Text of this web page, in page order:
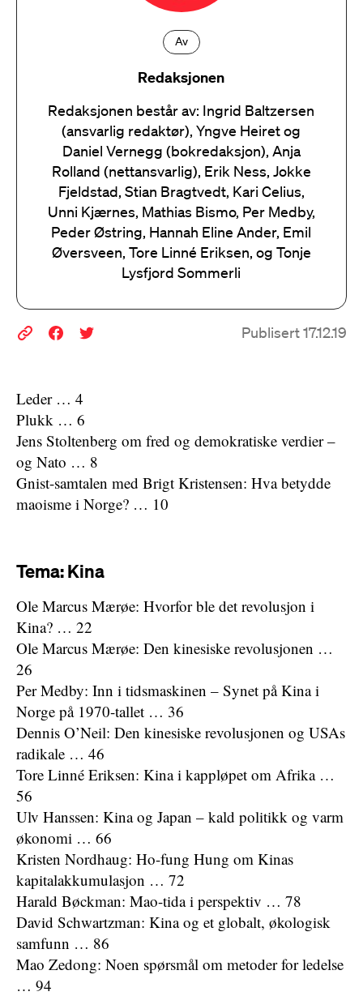
Av
Redaksjonen
Redaksjonen består av: Ingrid Baltzersen
(ansvarlig redaktør), Yngve Heiret og
Daniel Vernegg (bokredaksjon), Anja
Rolland (nettansvarlig), Erik Ness, Jokke
Fjeldstad, Stian Bragtvedt, Kari Celius,
Unni Kjærnes, Mathias Bismo, Per Medby,
Peder Østring, Hannah Eline Ander, Emil
Øversveen, Tore Linné Eriksen, og Tonje
Lysfjord Sommerli
Publisert 17.12.19
Leder … 4
Plukk … 6
Jens Stoltenberg om fred og demokratiske verdier –
og Nato … 8
Gnist-samtalen med Brigt Kristensen: Hva betydde
maoisme i Norge? … 10
Tema: Kina
Ole Marcus Mærøe: Hvorfor ble det revolusjon i
Kina? … 22
Ole Marcus Mærøe: Den kinesiske revolusjonen …
26
Per Medby: Inn i tidsmaskinen – Synet på Kina i
Norge på 1970-tallet … 36
Dennis O’Neil: Den kinesiske revolusjonen og USAs
radikale … 46
Tore Linné Eriksen: Kina i kappløpet om Afrika …
56
Ulv Hanssen: Kina og Japan – kald politikk og varm
økonomi … 66
Kristen Nordhaug: Ho-fung Hung om Kinas
kapitalakkumulasjon … 72
Harald Bøckman: Mao-tida i perspektiv … 78
David Schwartzman: Kina og et globalt, økologisk
samfunn … 86
Mao Zedong: Noen spørsmål om metoder for ledelse
… 94